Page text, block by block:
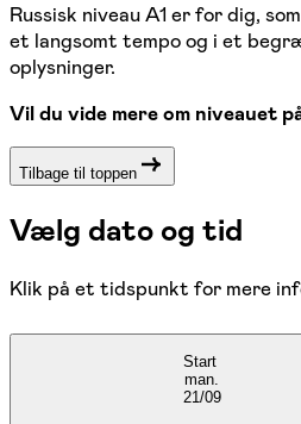
Russisk niveau A1 er for dig,
et langsomt tempo og i et
oplysninger.
Vil du vide mere om niveauet
Tilbage til toppen
Vælg dato og tid
Klik på et tidspunkt for mere
Start
man.
21/09